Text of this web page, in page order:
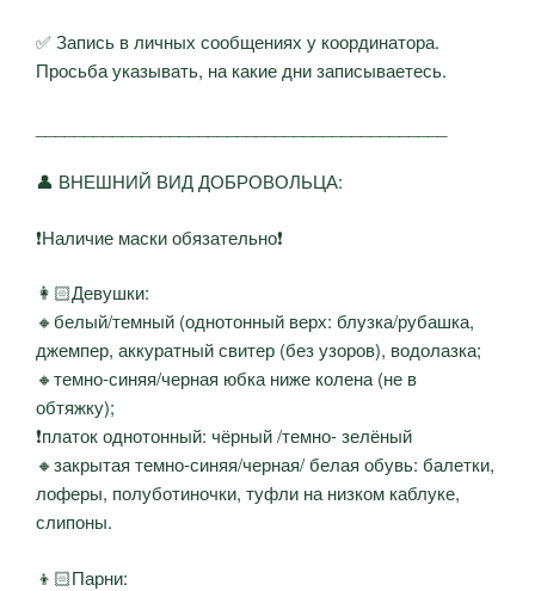
✅ Запись в личных сообщениях у координатора.
Просьба указывать, на какие дни записываетесь.
👤 ВНЕШНИЙ ВИД ДОБРОВОЛЬЦА:
❗Наличие маски обязательно❗
👩🏻Девушки:
🔸белый/темный (однотонный верх: блузка/рубашка,
джемпер, аккуратный свитер (без узоров), водолазка;
🔸темно-синяя/черная юбка ниже колена (не в
обтяжку);
❗платок однотонный: чёрный /темно- зелёный
🔸закрытая темно-синяя/черная/ белая обувь: балетки,
лоферы, полуботиночки, туфли на низком каблуке,
слипоны.
👦🏻Парни: